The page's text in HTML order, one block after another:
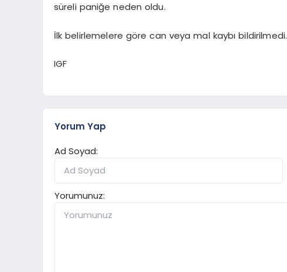
süreli paniğe neden oldu.
İlk belirlemelere göre can veya mal kaybı bildirilmedi.
IGF
Yorum Yap
Ad Soyad:
Yorumunuz: